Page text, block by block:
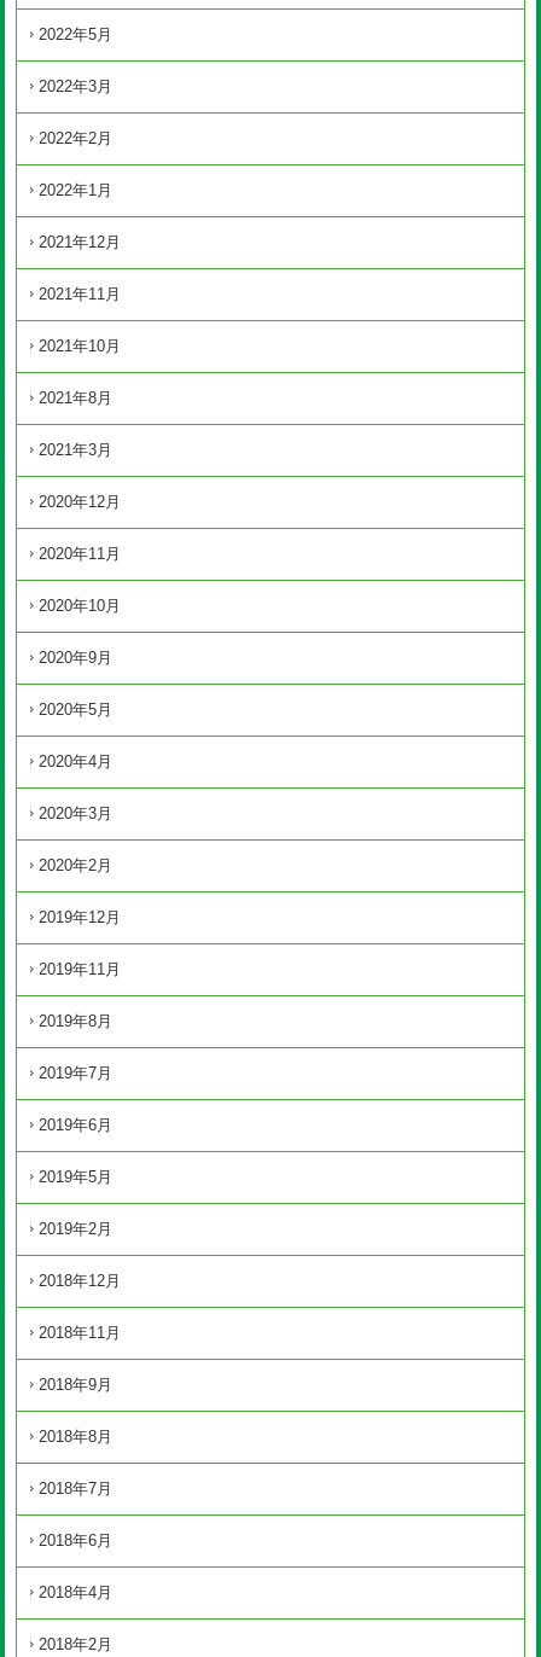
2022年5月
2022年3月
2022年2月
2022年1月
2021年12月
2021年11月
2021年10月
2021年8月
2021年3月
2020年12月
2020年11月
2020年10月
2020年9月
2020年5月
2020年4月
2020年3月
2020年2月
2019年12月
2019年11月
2019年8月
2019年7月
2019年6月
2019年5月
2019年2月
2018年12月
2018年11月
2018年9月
2018年8月
2018年7月
2018年6月
2018年4月
2018年2月